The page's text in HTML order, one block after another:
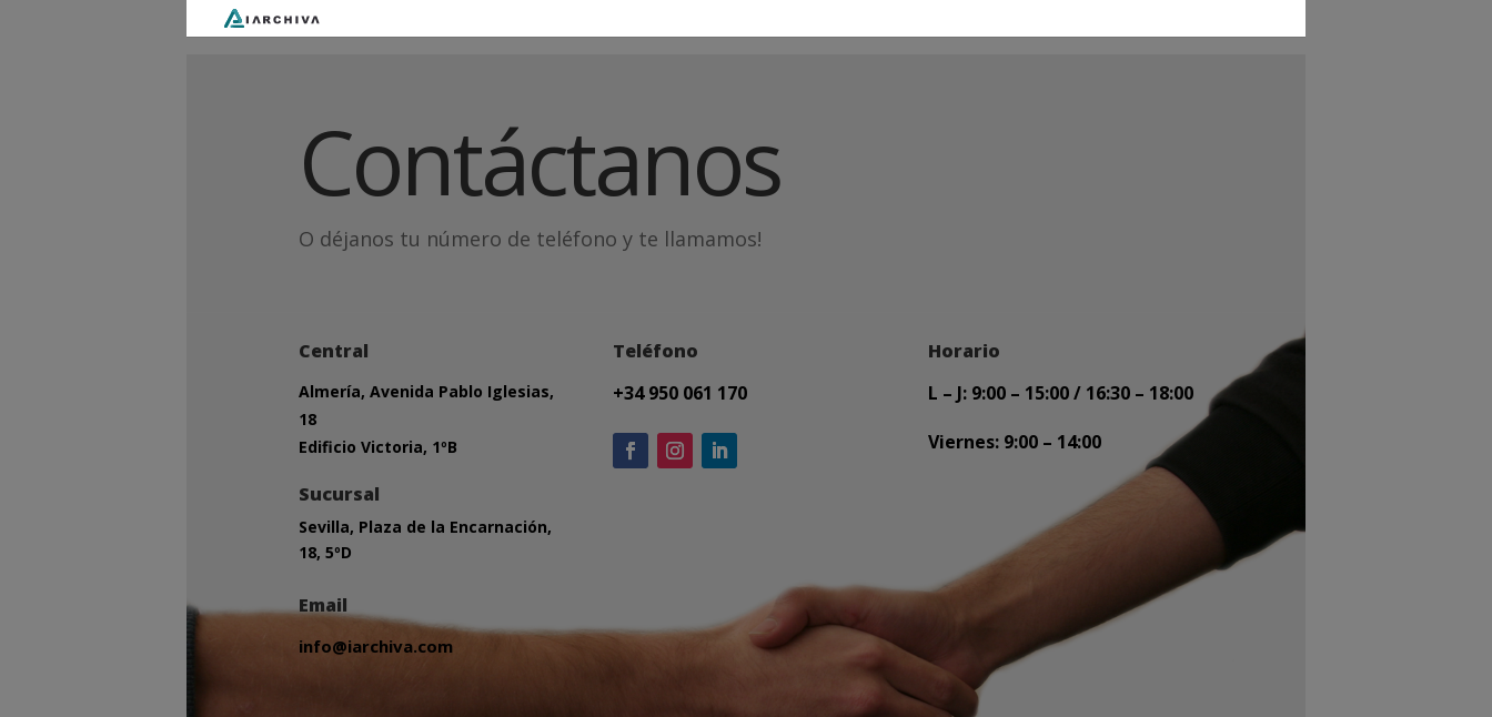
Contáctanos
O déjanos tu número de teléfono y te llamamos!
Central
Almería, Avenida Pablo Iglesias,
18
Edificio Victoria, 1ºB
Sucursal
Sevilla, Plaza de la Encarnación,
18, 5ºD
Email
info@iarchiva.com
Teléfono
+34 950 061 170
Horario
L – J: 9:00 – 15:00 / 16:30 – 18:00
Viernes: 9:00 – 14:00